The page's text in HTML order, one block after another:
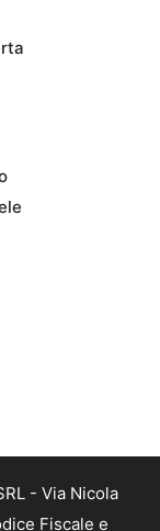
- Via Nicola
Fiscale e